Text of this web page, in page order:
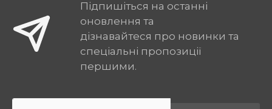
Підпишіться на останні
оновлення та
дізнавайтеся про новинки та
спеціальні пропозиції
першими.